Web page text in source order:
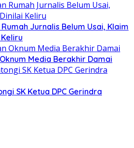
Jurnalis Belum Usai, Klaim
Media Berakhir Damai
SK Ketua DPC Gerindra